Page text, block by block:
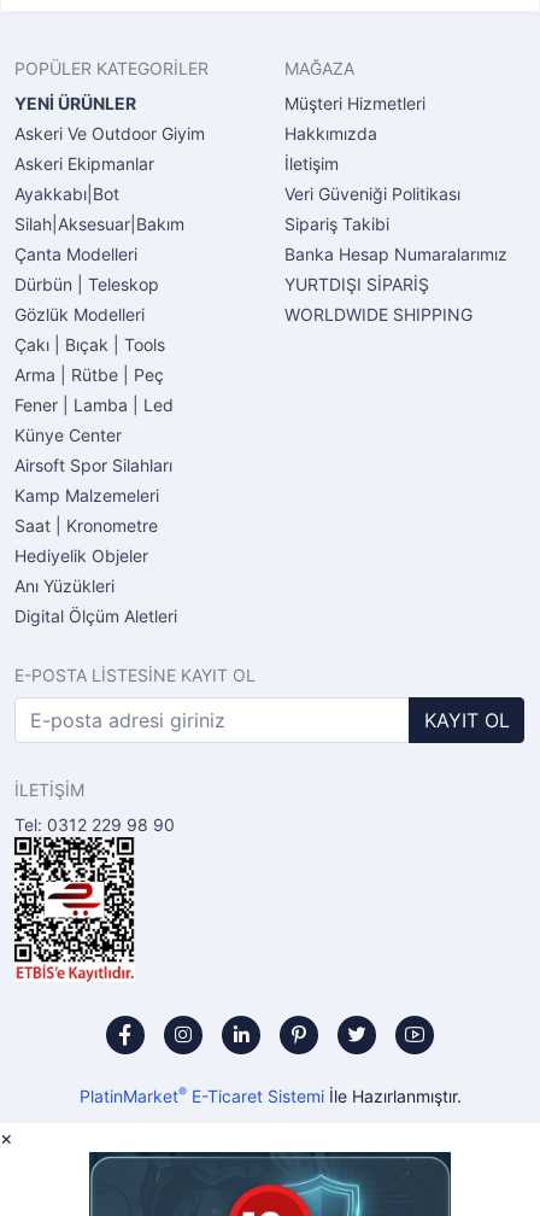
POPÜLER KATEGORİLER
YENİ ÜRÜNLER
Askeri Ve Outdoor Giyim
Askeri Ekipmanlar
Ayakkabı|Bot
Silah|Aksesuar|Bakım
Çanta Modelleri
Dürbün | Teleskop
Gözlük Modelleri
Çakı | Bıçak | Tools
Arma | Rütbe | Peç
Fener | Lamba | Led
Künye Center
Airsoft Spor Silahları
Kamp Malzemeleri
Saat | Kronometre
Hediyelik Objeler
Anı Yüzükleri
Digital Ölçüm Aletleri
MAĞAZA
Müşteri Hizmetleri
Hakkımızda
İletişim
Veri Güveniği Politikası
Sipariş Takibi
Banka Hesap Numaralarımız
YURTDIŞI SİPARİŞ
WORLDWIDE SHIPPING
E-POSTA LİSTESİNE KAYIT OL
KAYIT OL
İLETİŞİM
Tel: 0312 229 98 90
PlatinMarket®E-Ticaret Sistemiİle Hazırlanmıştır.
×